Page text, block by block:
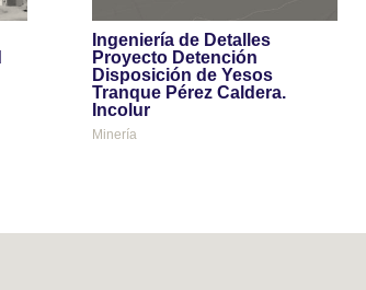
Ingeniería de Detalles
Proyecto Detención
Disposición de Yesos
Tranque Pérez Caldera.
Incolur
Minería